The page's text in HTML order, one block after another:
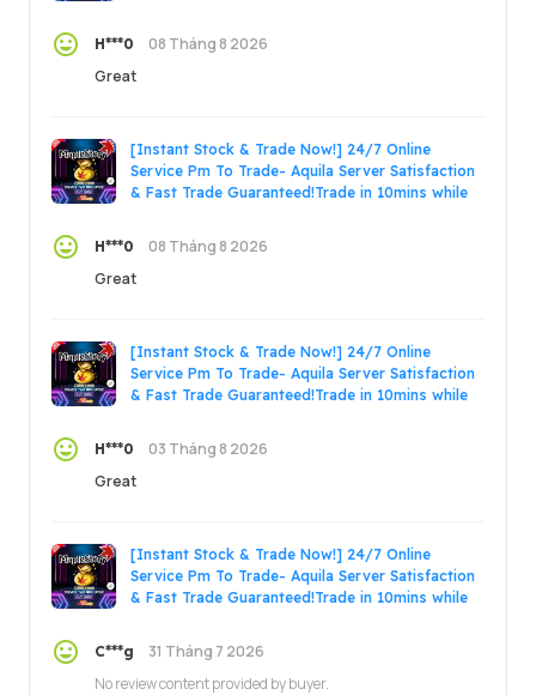
H***0
08 Tháng 8 2026
Great
[Instant Stock & Trade Now!] 24/7 Online
Service Pm To Trade- Aquila Server Satisfaction
& Fast Trade Guaranteed!Trade in 10mins while
H***0
08 Tháng 8 2026
Great
[Instant Stock & Trade Now!] 24/7 Online
Service Pm To Trade- Aquila Server Satisfaction
& Fast Trade Guaranteed!Trade in 10mins while
H***0
03 Tháng 8 2026
Great
[Instant Stock & Trade Now!] 24/7 Online
Service Pm To Trade- Aquila Server Satisfaction
& Fast Trade Guaranteed!Trade in 10mins while
C***g
31 Tháng 7 2026
No review content provided by buyer.